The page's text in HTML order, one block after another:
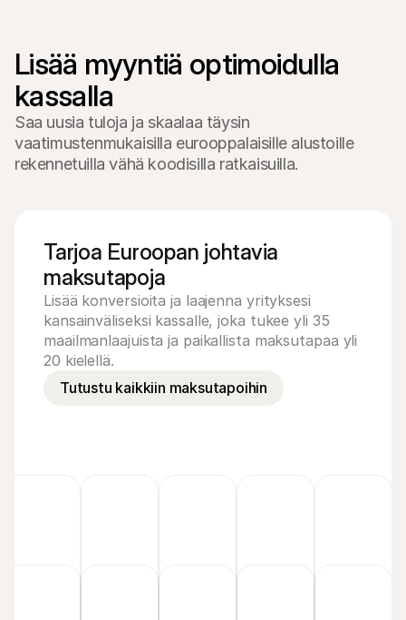
Lue
Maksettu
Lisää myyntiä optimoidulla
Saa uusia tuloja ja skaalaa täysin
vaatimustenmukaisilla eurooppalaisille alustoille
rekennetuilla vähä koodisilla ratkaisuilla.
Tarjoa Euroopan johtavia
maksutapoja
Lisää konversioita ja laajenna yrityksesi
kansainväliseksi kassalle, joka tukee yli 35
maailmanlaajuista ja paikallista maksutapaa yli
20 kielellä.
Tutustu kaikkiin maksutapoihin